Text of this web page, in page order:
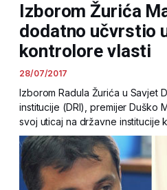
Izborom Žurića
dodatno učvrstio
kontrolore vlasti
28/07/2017
Izborom Radula Žurića u Savjet
institucije (DRI), premijer Duško
svoj uticaj na državne institucije